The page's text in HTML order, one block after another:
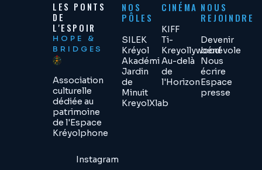
LES PONTS
DE
L'ESPOIR
HOPE &
BRIDGES
Association
culturelle
dédiée au
patrimoine
de l'Espace
Kréyolphone
Instagram
NOS
PÔLES
SILEK
Kréyol
Akadémi
Jardin
de
Minuit
KreyolXlab
CINÉMA
KIFF
Ti-
Kreyollywood
Au-delà
de
l'Horizon
NOUS
REJOINDRE
Devenir
bénévole
Nous
écrire
Espace
presse